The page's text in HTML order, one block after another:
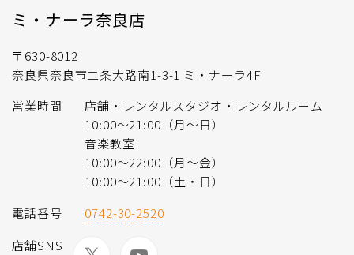
ミ・ナーラ奈良店
〒630-8012
奈良県奈良市二条大路南1-3-1 ミ・ナーラ4F
営業時間
店舗・レンタルスタジオ・レンタルルーム
10:00〜21:00（月〜日）
音楽教室
10:00〜22:00（月〜金）
10:00〜21:00（土・日）
電話番号
0742-30-2520
店舗SNS